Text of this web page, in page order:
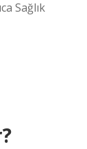
Sağlık